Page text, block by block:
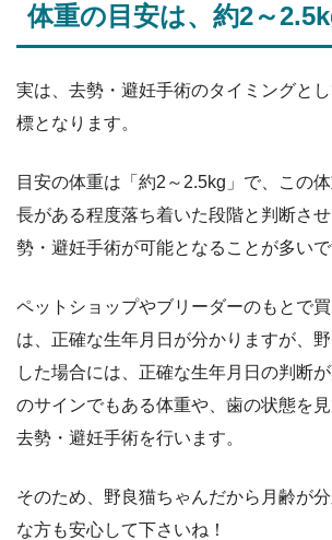
体重の目安は、約2～
実は、去勢・避妊手術のタイミングと
標となります。
目安の体重は「約2～2.5kg」で、この
長がある程度落ち着いた段階と判断さ
勢・避妊手術が可能となることが多いで
ペットショップやブリーダーのもとで
は、正確な生年月日が分かりますが、
した場合には、正確な生年月日の判断
のサインでもある体重や、歯の状態を見
去勢・避妊手術を行います。
そのため、野良猫ちゃんだから月齢が
な方も安心して下さいね！